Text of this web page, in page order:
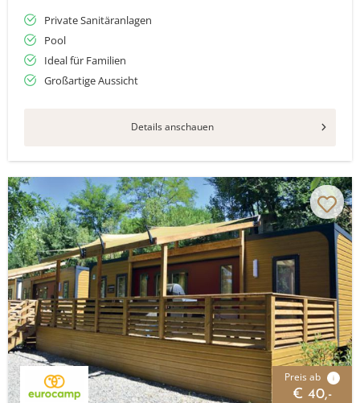
Private Sanitäranlagen
Pool
Ideal für Familien
Großartige Aussicht
Details anschauen
Preis ab i
€ 40,-